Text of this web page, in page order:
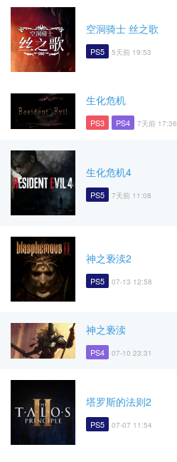
空洞骑士 丝之歌
PS5 5天前 19:53
生化危机
PS3 PS4 7天前 17:36
生化危机4
PS5 7天前 11:08
神之亵渎2
PS5 07-13 12:58
神之亵渎
PS4 07-10 23:31
塔罗斯的法则2
PS5 07-07 11:54